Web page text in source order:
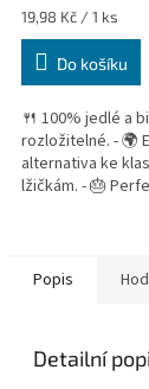
Měrná
cena:
19,98 Kč / 1 ks
Do košíku
🍴 100% jedlé a
rozložitelné. - 🌍
alternativa ke
lžičkám. - 🎂
Popis
Detailní